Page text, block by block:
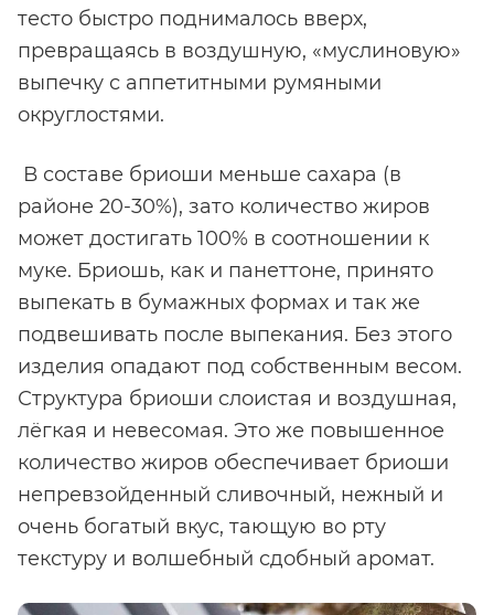
тесто быстро поднималось вверх,
превращаясь в воздушную, «муслиновую»
выпечку с аппетитными румяными
округлостями.
В составе бриоши меньше сахара (в
районе 20-30%), зато количество жиров
может достигать 100% в соотношении к
муке. Бриошь, как и панеттоне, принято
выпекать в бумажных формах и так же
подвешивать после выпекания. Без этого
изделия опадают под собственным весом.
Структура бриоши слоистая и воздушная,
лёгкая и невесомая. Это же повышенное
количество жиров обеспечивает бриоши
непревзойденный сливочный, нежный и
очень богатый вкус, тающую во рту
текстуру и волшебный сдобный аромат.